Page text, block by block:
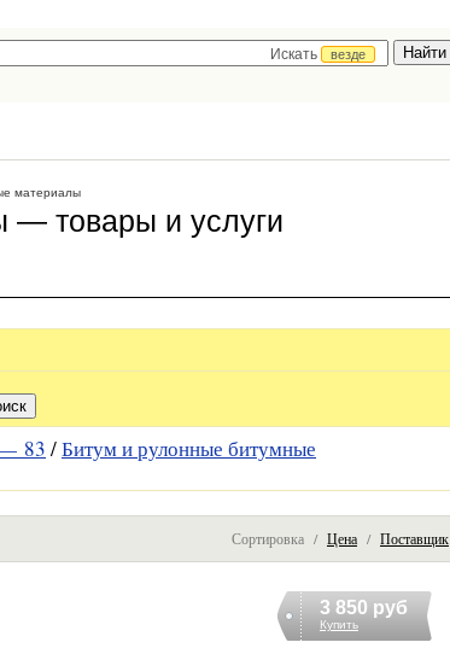
Искать
везде
материалы
— товары и услуги
— 83 /Битум и рулонные битумные
Сортировка / Цена / Поставщик
3 850 руб
Купить